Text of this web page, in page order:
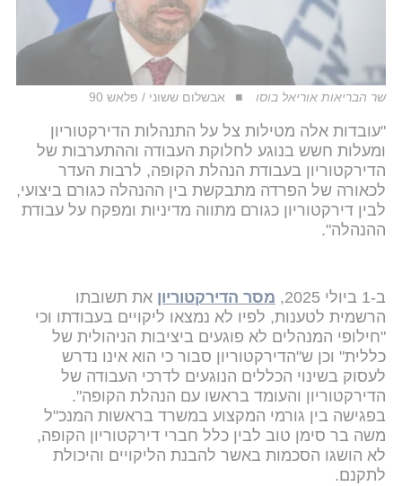
שר הבריאות אוריאל בוסו אבשלום ששוני / פלאש 90
"עובדות אלה מטילות צל על התנהלות הדירקטוריון
ומעלות חשש בנוגע לחלוקת העבודה וההתערבות של
הדירקטוריון בעבודת הנהלת הקופה, לרבות העדר
לכאורה של הפרדה מתבקשת בין ההנהלה כגורם ביצועי,
לבין דירקטוריון כגורם מתווה מדיניות ומפקח על עבודת
ההנהלה".
ב-1 ביולי 2025, מסר הדירקטוריון את תשובתו
הרשמית לטענות, לפיו לא נמצאו ליקויים בעבודתו וכי
"חילופי המנהלים לא פוגעים ביציבות הניהולית של
כללית" וכן ש"הדירקטוריון סבור כי הוא אינו נדרש
לעסוק בשינוי הכללים הנוגעים לדרכי העבודה של
הדירקטוריון והעומד בראשו עם הנהלת הקופה".
בפגישה בין גורמי המקצוע במשרד בראשות המנכ"ל
משה בר סימן טוב לבין כלל חברי דירקטוריון הקופה,
לא הושגו הסכמות באשר להבנת הליקויים והיכולת
לתקנם.